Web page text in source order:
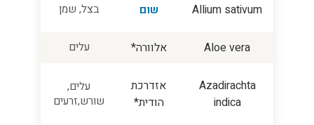
Allium sativum שום בצל, שמן
Aloe vera אלוורה* עלים
Azadirachta
indica
אזדרכת
הודית*
עלים,
שורש,זרעים